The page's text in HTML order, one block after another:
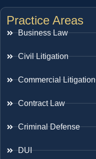
Practice Areas
Business Law
Civil Litigation
Commercial Litigation
Contract Law
Criminal Defense
DUI